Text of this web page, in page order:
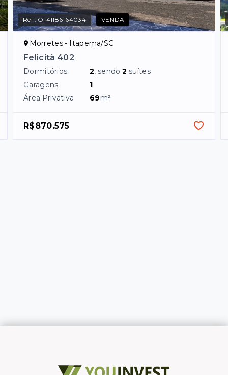
Ref.: O-41186-64034 VENDA
Morretes - Itapema/SC
Felicità 402
Dormitórios 2, sendo2 suítes
Garagens
1
Área Privativa
69m²
R$870.575